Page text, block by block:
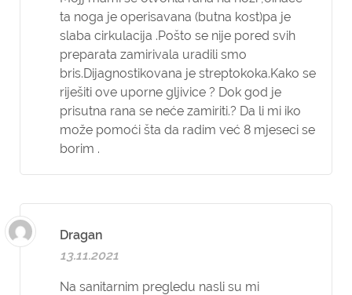
ta noga je operisavana (butna kost)pa je
slaba cirkulacija .Pošto se nije pored svih
preparata zamirivala uradili smo
bris.Dijagnostikovana je streptokoka.Kako se
riješiti ove uporne gljivice ? Dok god je
prisutna rana se neće zamiriti.? Da li mi iko
može pomoći šta da radim već 8 mjeseci se
borim .
Dragan
13.11.2021
Na sanitarnim pregledu nasli su mi